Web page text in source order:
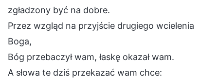
zgładzony być na dobre.
Przez wzgląd na przyjście drugiego wcielenia
Boga,
Bóg przebaczył wam, łaskę okazał wam.
A słowa te dziś przekazać wam chce: